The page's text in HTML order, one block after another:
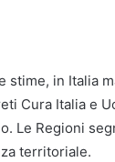
in Italia
Cura Italia e
Le Regioni
territoriale.